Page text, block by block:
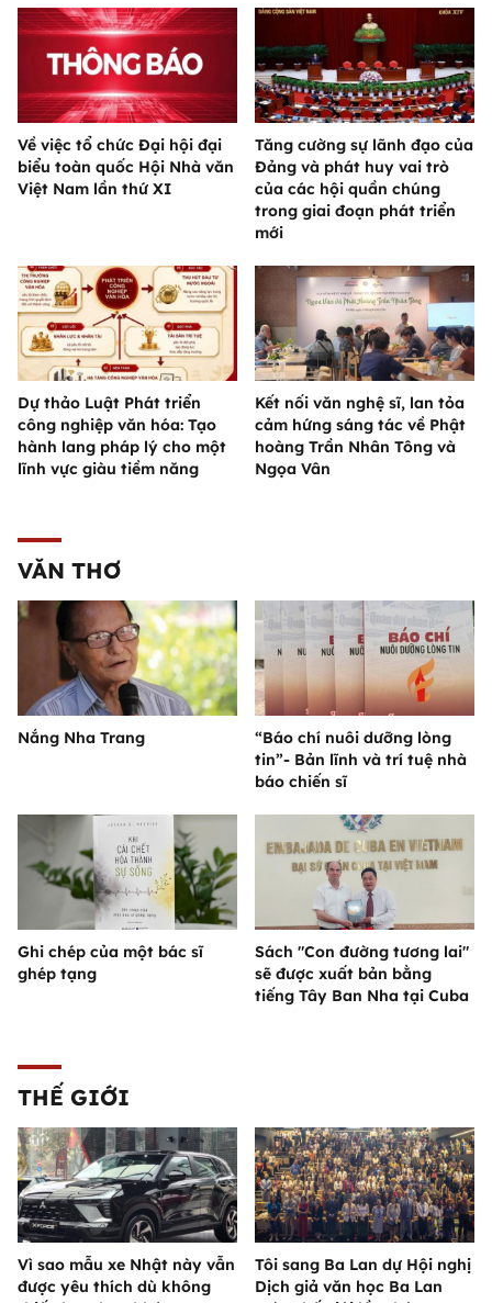
Về việc tổ chức Đại hội đại
biểu toàn quốc Hội Nhà văn
Việt Nam lần thứ XI
Tăng cường sự lãnh đạo của
Đảng và phát huy vai trò
của các hội quần chúng
trong giai đoạn phát triển
mới
Dự thảo Luật Phát triển
công nghiệp văn hóa: Tạo
hành lang pháp lý cho một
lĩnh vực giàu tiềm năng
Kết nối văn nghệ sĩ, lan tỏa
cảm hứng sáng tác về Phật
hoàng Trần Nhân Tông và
Ngọa Vân
VĂN THƠ
Nắng Nha Trang
“Báo chí nuôi dưỡng lòng
tin”- Bản lĩnh và trí tuệ nhà
báo chiến sĩ
Ghi chép của một bác sĩ
ghép tạng
Sách "Con đường tương lai"
sẽ được xuất bản bằng
tiếng Tây Ban Nha tại Cuba
THẾ GIỚI
Vì sao mẫu xe Nhật này vẫn
được yêu thích dù không
Tôi sang Ba Lan dự Hội nghị
Dịch giả văn học Ba Lan